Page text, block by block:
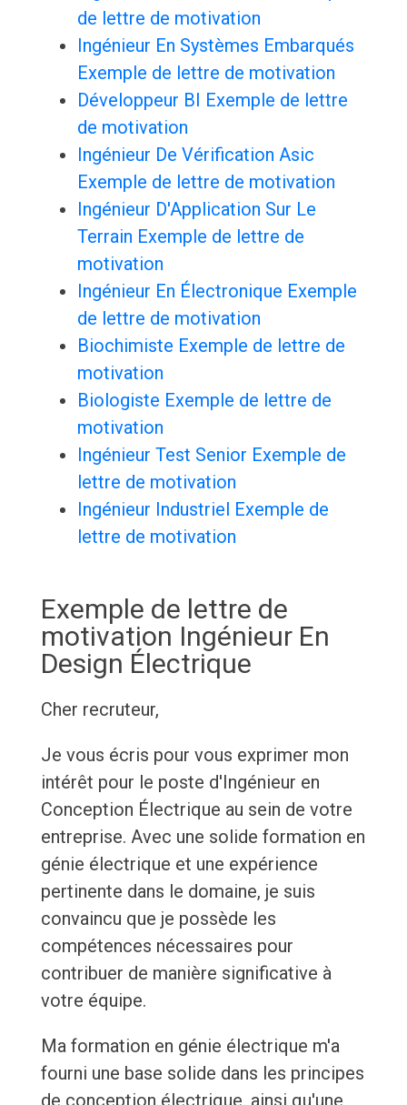
de lettre de motivation
Ingénieur En Systèmes Embarqués
Exemple de lettre de motivation
Développeur BI Exemple de lettre
de motivation
Ingénieur De Vérification Asic
Exemple de lettre de motivation
Ingénieur D'Application Sur Le
Terrain Exemple de lettre de
motivation
Ingénieur En Électronique Exemple
de lettre de motivation
Biochimiste Exemple de lettre de
motivation
Biologiste Exemple de lettre de
motivation
Ingénieur Test Senior Exemple de
lettre de motivation
Ingénieur Industriel Exemple de
lettre de motivation
Exemple de lettre de
motivation Ingénieur En
Design Électrique
Cher recruteur,
Je vous écris pour vous exprimer mon
intérêt pour le poste d'Ingénieur en
Conception Électrique au sein de votre
entreprise. Avec une solide formation en
génie électrique et une expérience
pertinente dans le domaine, je suis
convaincu que je possède les
compétences nécessaires pour
contribuer de manière significative à
votre équipe.
Ma formation en génie électrique m'a
fourni une base solide dans les principes
de conception électrique, ainsi qu'une